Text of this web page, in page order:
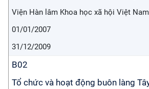
Viện Hàn lâm Khoa học xã hội Việt Nam
01/01/2007
31/12/2009
B02
Tổ chức và hoạt động buôn làng